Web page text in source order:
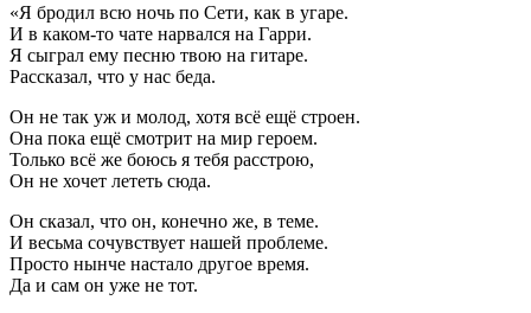
«Я бродил всю ночь по Сети, как в угаре.
И в каком-то чате нарвался на Гарри.
Я сыграл ему песню твою на гитаре.
Рассказал, что у нас беда.
Он не так уж и молод, хотя всё ещё строен.
Она пока ещё смотрит на мир героем.
Только всё же боюсь я тебя расстрою,
Он не хочет лететь сюда.
Он сказал, что он, конечно же, в теме.
И весьма сочувствует нашей проблеме.
Просто нынче настало другое время.
Да и сам он уже не тот.